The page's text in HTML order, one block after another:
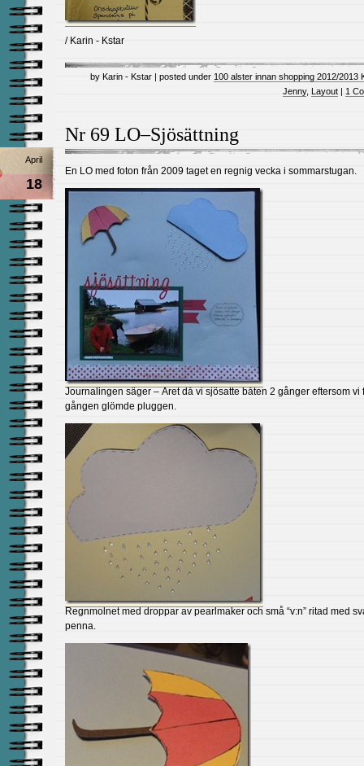
/ Karin - Kstar
by Karin - Kstar | posted under 100 alster innan shopping 2012/2013
Jenny, Layout | 1
Nr 69 LO–Sjösättning
April
18
En LO med foton från 2009 taget en regnig vecka i sommarstugan.
Journalingen säger – Året då vi sjösatte båten 2 gånger eftersom vi
gången glömde pluggen.
Regnmolnet med droppar av pearlmaker och små “v:n” ritad med
penna.